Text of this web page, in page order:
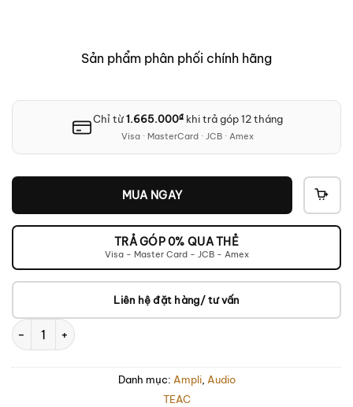
Sản phẩm phân phối chính hãng
Chỉ từ1.665.000₫khi trả góp 12 tháng
Visa · MasterCard · JCB · Amex
MUA NGAY
TRẢ GÓP 0% QUA THẺ
Visa - Master Card - JCB - Amex
Liên hệ đặt hàng/ tư vấn
TEAC AI-303 số lượng
Danh mục: Ampli, Audio
TEAC